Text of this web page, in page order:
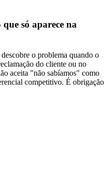
só aparece na
o problema quando o
do cliente ou no
aceita "não sabíamos" como
competitivo. É obrigação